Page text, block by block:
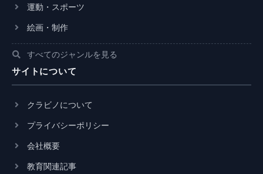
運動・スポーツ
絵画・制作
すべてのジャンルを見る
サイトについて
クラビノについて
プライバシーポリシー
会社概要
教育関連記事